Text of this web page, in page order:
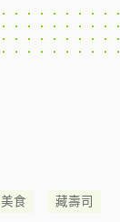
美食 藏壽司